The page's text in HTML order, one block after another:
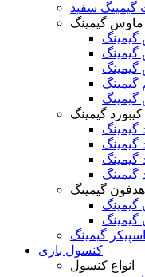
گیمینگ سفید
ماوس گیمینگ
کیبورد گیمینگ
هدفون گیمینگ
اسپیکر گیمینگ
کنسول بازی
انواع کنسول